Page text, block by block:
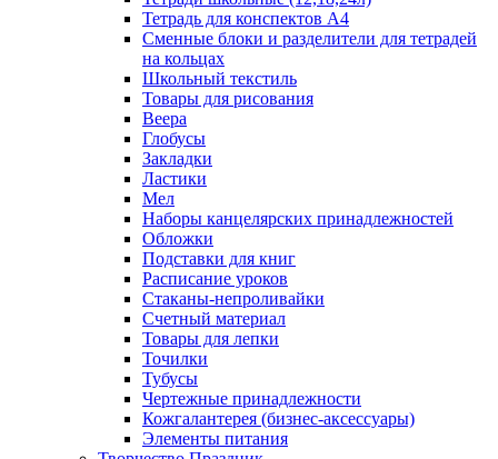
Тетрадь для конспектов А4
Сменные блоки и разделители для тетрадей
на кольцах
Школьный текстиль
Товары для рисования
Веера
Глобусы
Закладки
Ластики
Мел
Наборы канцелярских принадлежностей
Обложки
Подставки для книг
Расписание уроков
Стаканы-непроливайки
Счетный материал
Товары для лепки
Точилки
Тубусы
Чертежные принадлежности
Кожгалантерея (бизнес-аксессуары)
Элементы питания